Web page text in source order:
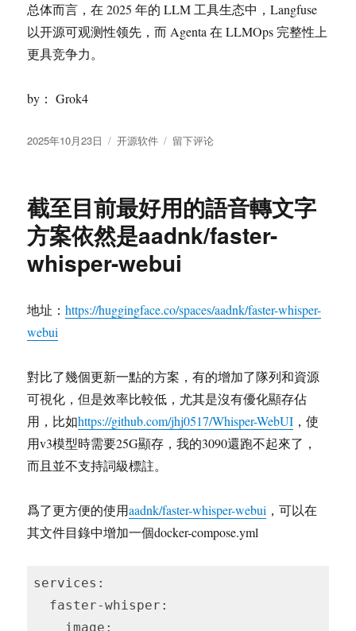
总体而言，在 2025 年的 LLM 工具生态中，Langfuse
以开源可观测性领先，而 Agenta 在 LLMOps 完整性上
更具竞争力。
by： Grok4
发
2025年10月23日
分
开源软件
于
的
详
细
比
较
留下评论
截至目前最好用的語音轉文字
方案依然是aadnk/faster-
whisper-webui
地址：https://huggingface.co/spaces/aadnk/faster-whisper-
webui
對比了幾個更新一點的方案，有的增加了隊列和資源
可視化，但是效率比較低，尤其是沒有優化顯存佔
用，比如https://github.com/jhj0517/Whisper-WebUI ，使
用v3模型時需要25G顯存，我的3090還跑不起來了，
而且並不支持詞級標註。
爲了更方便的使用aadnk/faster-whisper-webui ，可以在
其文件目錄中增加一個docker-compose.yml
services: